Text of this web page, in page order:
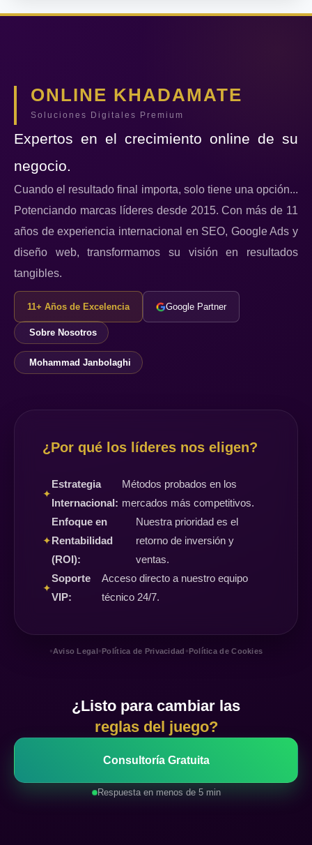
ONLINE KHADAMATE
Soluciones Digitales Premium
Expertos en el crecimiento online de su
negocio.
Cuando el resultado final importa, solo tiene una opción...
Potenciando marcas líderes desde 2015. Con más de 11
años de experiencia internacional en SEO, Google Ads y
diseño web, transformamos su visión en resultados
tangibles.
11+ Años de Excelencia Google Partner
Sobre Nosotros
Mohammad Janbolaghi
¿Por qué los líderes nos eligen?
✦
Estrategia
Internacional:
Métodos probados en los
mercados más competitivos.
✦
Enfoque en
Rentabilidad
(ROI):
Nuestra prioridad es el
retorno de inversión y
ventas.
✦
Soporte
VIP:
Acceso directo a nuestro equipo
técnico 24/7.
•Aviso Legal • Política de Privacidad • Política de Cookies
¿Listo para cambiar las
reglas del juego?
Consultoría Gratuita
Respuesta en menos de 5 min